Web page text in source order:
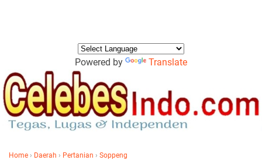
Powered by Translate
Home › Daerah › Pertanian › Soppeng